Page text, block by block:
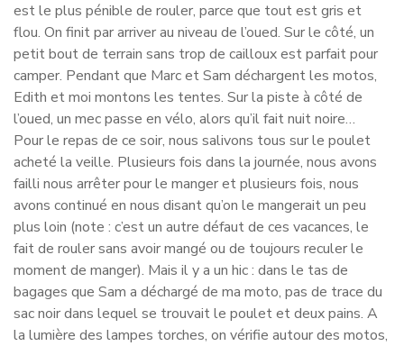
est le plus pénible de rouler, parce que tout est gris et
flou. On finit par arriver au niveau de l’oued. Sur le côté, un
petit bout de terrain sans trop de cailloux est parfait pour
camper. Pendant que Marc et Sam déchargent les motos,
Edith et moi montons les tentes. Sur la piste à côté de
l’oued, un mec passe en vélo, alors qu’il fait nuit noire…
Pour le repas de ce soir, nous salivons tous sur le poulet
acheté la veille. Plusieurs fois dans la journée, nous avons
failli nous arrêter pour le manger et plusieurs fois, nous
avons continué en nous disant qu’on le mangerait un peu
plus loin (note : c’est un autre défaut de ces vacances, le
fait de rouler sans avoir mangé ou de toujours reculer le
moment de manger). Mais il y a un hic : dans le tas de
bagages que Sam a déchargé de ma moto, pas de trace du
sac noir dans lequel se trouvait le poulet et deux pains. A
la lumière des lampes torches, on vérifie autour des motos,